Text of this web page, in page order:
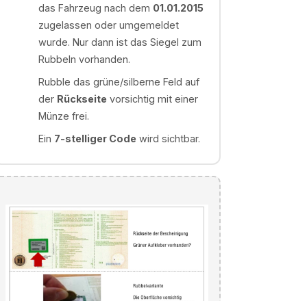
das Fahrzeug nach dem 01.01.2015
zugelassen oder umgemeldet
wurde. Nur dann ist das Siegel zum
Rubbeln vorhanden.
Rubble das grüne/silberne Feld auf
der Rückseite vorsichtig mit einer
Münze frei.
Ein 7-stelliger Code wird sichtbar.